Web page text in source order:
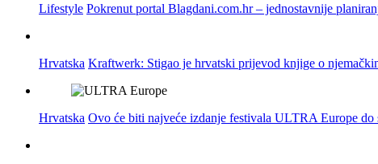
Lifestyle Pokrenut portal Blagdani.com.hr – jednostavnije
Hrvatska Kraftwerk: Stigao je hrvatski prijevod knjige o
Hrvatska Ovo će biti najveće izdanje festivala ULTRA Europe